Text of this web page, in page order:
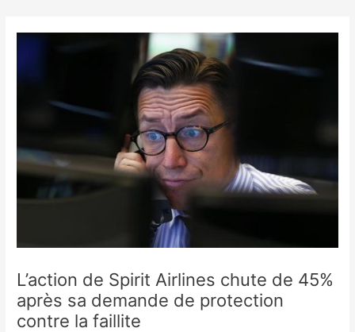
L’action de Spirit Airlines chute de 45%
après sa demande de protection
contre la faillite